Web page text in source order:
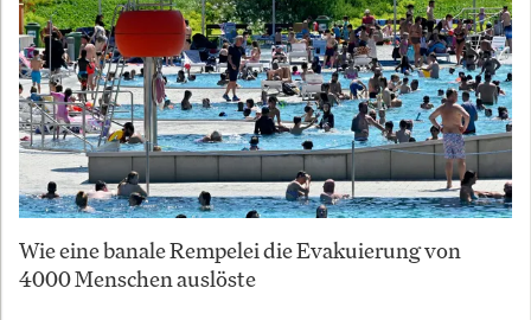
Wie eine banale Rempelei die Evakuierung von
4000 Menschen auslöste